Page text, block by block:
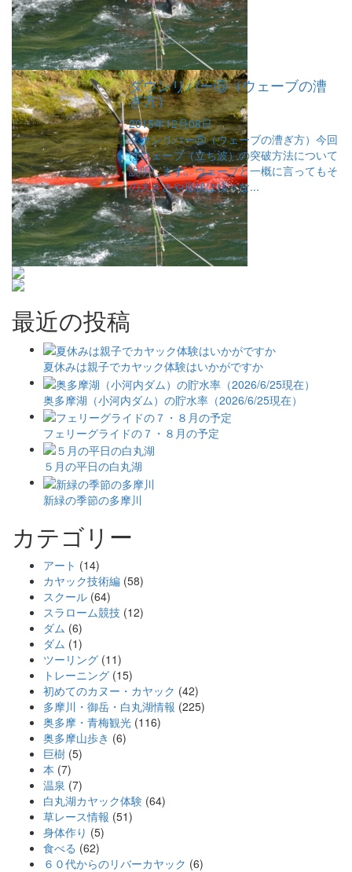
ダウンリバー⑤（ウェーブの漕
ぎ方）
2015年12月08日
ダウンリバー⑤（ウェーブの漕ぎ方）今回
はウェーブ（立ち波）の突破方法について
説明します。ウェーブと一概に言ってもそ
の大きさや形状は様々な...
最近の投稿
夏休みは親子でカヤック体験はいかがですか
奥多摩湖（小河内ダム）の貯水率（2026/6/25現在）
フェリーグライドの７・８月の予定
５月の平日の白丸湖
新緑の季節の多摩川
カテゴリー
アート (14)
カヤック技術編 (58)
スクール (64)
スラローム競技 (12)
ダム (6)
ダム (1)
ツーリング (11)
トレーニング (15)
初めてのカヌー・カヤック (42)
多摩川・御岳・白丸湖情報 (225)
奥多摩・青梅観光 (116)
奥多摩山歩き (6)
巨樹 (5)
本 (7)
温泉 (7)
白丸湖カヤック体験 (64)
草レース情報 (51)
身体作り (5)
食べる (62)
６０代からのリバーカヤック (6)